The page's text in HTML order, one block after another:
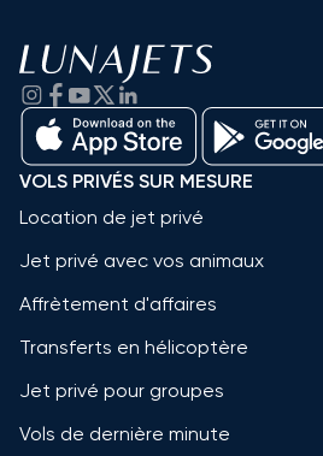
VOLS PRIVÉS SUR MESURE
Location de jet privé
Jet privé avec vos animaux
Affrètement d'affaires
Transferts en hélicoptère
Jet privé pour groupes
Vols de dernière minute